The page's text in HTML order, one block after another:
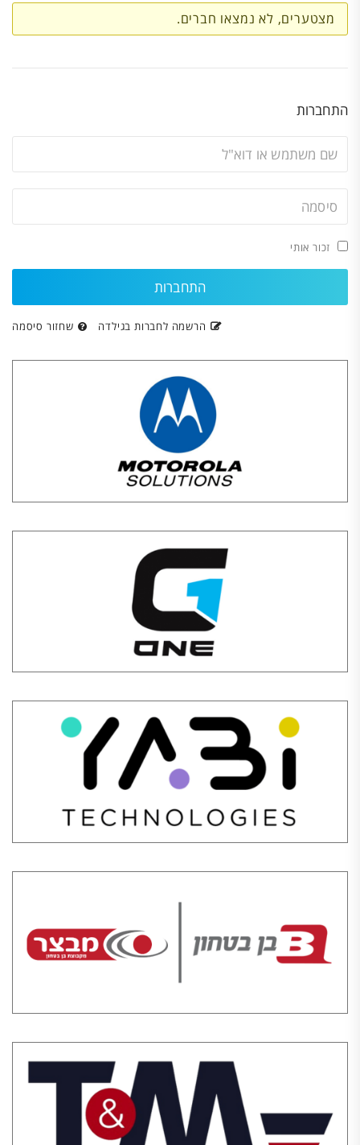
חברים
מצטערים, לא נמצאו חברים.
התחברות
זכור אותי
הרשמה לחברות בגילדה שחזור סיסמה